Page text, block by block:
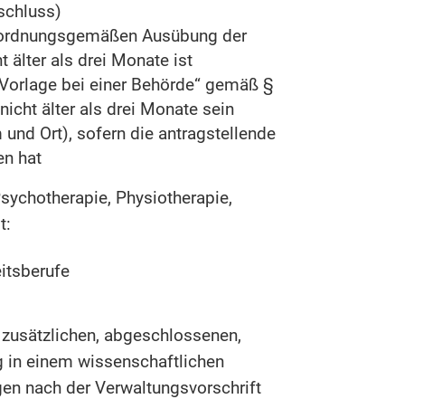
Ausübung der
älter als drei Monate ist
bei einer Behörde“ gemäß §
älter als drei Monate sein
Ort), sofern die antragstellende
hat
Physiotherapie,
abgeschlossenen,
in einem wissenschaftlichen
nach der Verwaltungsvorschrift